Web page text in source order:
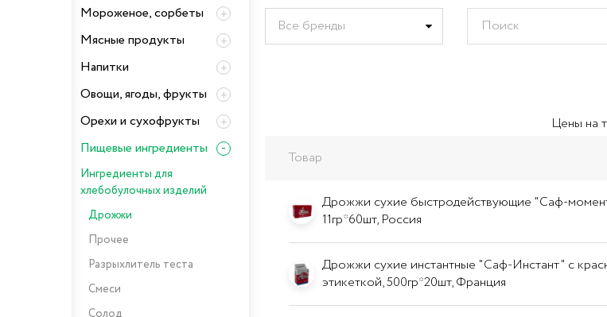
Все бренды
Цены на
Товар
Дрожжи сухие быстродействующие "Саф-
11гр*60шт, Россия
Дрожжи сухие инстантные "Саф-Инстант" с
этикеткой, 500гр*20шт, Франция
Мороженое, сорбеты
Мясные продукты
Напитки
Овощи, ягоды, фрукты
Орехи и сухофрукты
Пищевые ингредиенты
Ингредиенты для
хлебобулочных изделий
Дрожжи
Прочее
Разрыхлитель теста
Смеси
Солод